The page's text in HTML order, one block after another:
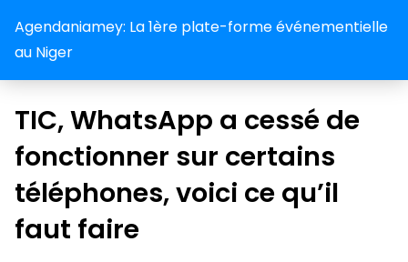
Agendaniamey: La 1ère plate-forme événementielle
au Niger
TIC, WhatsApp a cessé de
fonctionner sur certains
téléphones, voici ce qu’il
faut faire